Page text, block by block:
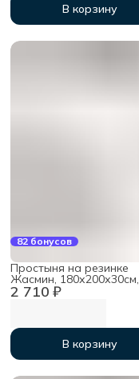
В корзину
82 бонусов
2 710 ₽
Простыня на резинке
Жасмин, 180х200х30см,
мако-сатин
В корзину